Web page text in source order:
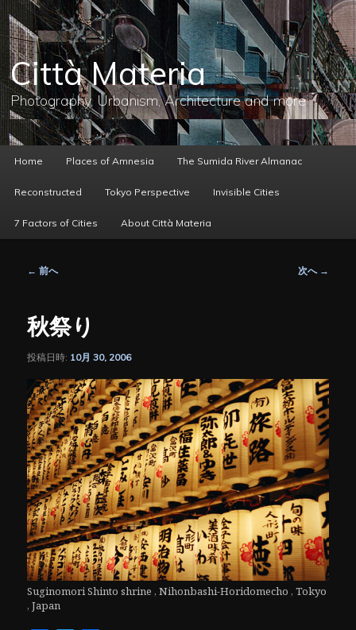
メ
イ
ン
コ
ン
テ
ン
へ
移
動
Città Materia
Photography, Urbanism, Architecture and more
ー
Home Places of Amnesia The Sumida River Almanac
Reconstructed Tokyo Perspective Invisible Cities
7 Factors of Cities About Città Materia
ビ
ゲ
シ
ン
← 前へ 次へ →
秋祭り
投稿日時: 10月 30, 2006
Suginomori Shinto shrine , Nihonbashi-Horidomecho , Tokyo
, Japan